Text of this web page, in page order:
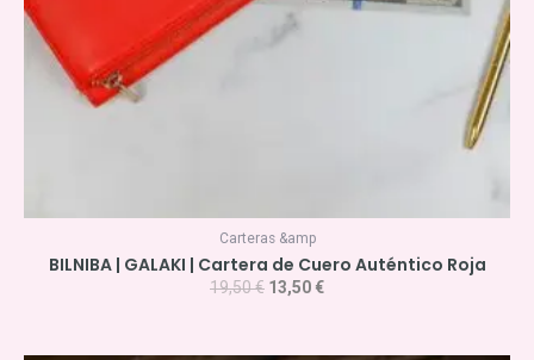
Carteras &amp
BILNIBA | GALAKI | Cartera de Cuero Auténtico Roja
19,50€ 13,50 €